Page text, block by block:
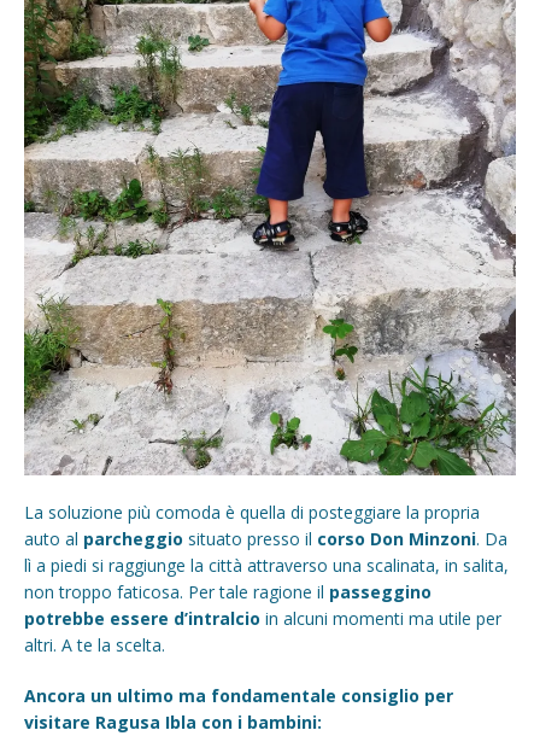
La soluzione più comoda è quella di posteggiare la propria
auto al parcheggio situato presso il corso Don Minzoni. Da
lì a piedi si raggiunge la città attraverso una scalinata, in salita,
non troppo faticosa. Per tale ragione il passeggino
potrebbe essere d’intralcio in alcuni momenti ma utile per
altri. A te la scelta.
Ancora un ultimo ma fondamentale consiglio per
visitare Ragusa Ibla con i bambini: